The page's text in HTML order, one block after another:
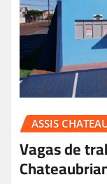
ASSIS
Vagas de